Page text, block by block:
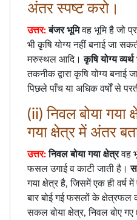
अंतर स्पष्ट करो।
उत्तर: बंजर भूमिवह भूमि है जो
भी कृषि योग्य नहीं बनाई जा
मरुस्थल आदि।कृषि योग्य व्यर्थ
तकनीक द्वारा कृषि योग्य
पिछले पाँच या अधिक वर्षों से
(ii) निवल बोया गया
गया क्षेत्र में अंतर
उत्तर: निवल बोया गया क्षेत्रवह
फसल उगाई व काटी जाती है।
गया क्षेत्र है, जिसमें एक ही वर्ष
बार बोई गई फसलों के क्षेत्रफल
सकल बोया क्षेत्र, निवल बोए